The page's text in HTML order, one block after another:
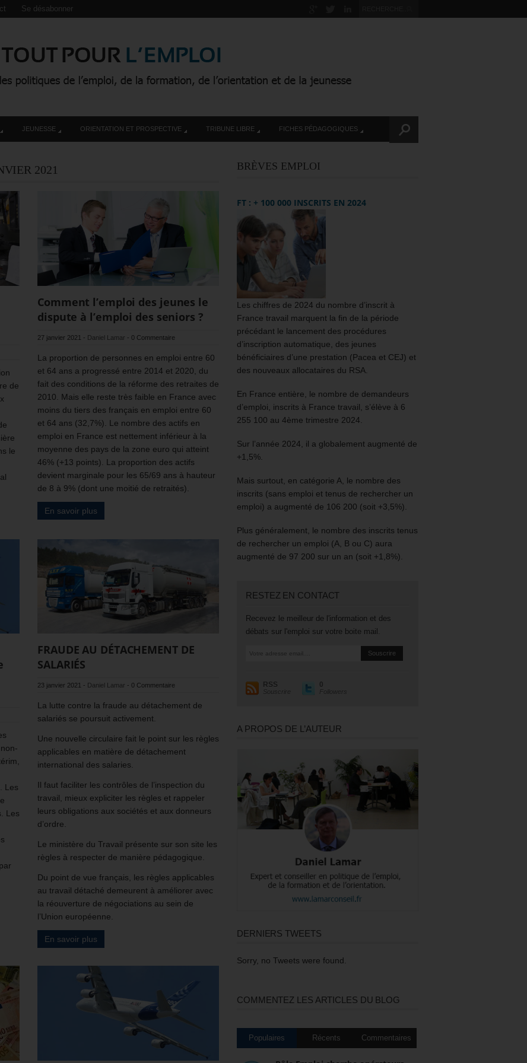
Se désabonner
JEUNESSE ORIENTATION ET PROSPECTIVE TRIBUNE LIBRE FICHES PÉDAGOGIQUES
2021
de
le
Comment l’emploi des jeunes le
dispute à l’emploi des seniors ?
27 janvier 2021 - Daniel Lamar - 0 Commentaire
La proportion de personnes en emploi entre 60
et 64 ans a progressé entre 2014 et 2020, du
fait des conditions de la réforme des retraites de
2010. Mais elle reste très faible en France avec
moins du tiers des français en emploi entre 60
et 64 ans (32,7%). Le nombre des actifs en
emploi en France est nettement inférieur à la
moyenne des pays de la zone euro qui atteint
46% (+13 points). La proportion des actifs
devient marginale pour les 65/69 ans à hauteur
de 8 à 9% (dont une moitié de retraités).
En savoir plus
Les
Les
FRAUDE AU DÉTACHEMENT DE
SALARIÉS
23 janvier 2021 - Daniel Lamar - 0 Commentaire
La lutte contre la fraude au détachement de
salariés se poursuit activement.
Une nouvelle circulaire fait le point sur les règles
applicables en matière de détachement
international des salaries.
Il faut faciliter les contrôles de l’inspection du
travail, mieux expliciter les règles et rappeler
leurs obligations aux sociétés et aux donneurs
d’ordre.
Le ministère du Travail présente sur son site les
règles à respecter de manière pédagogique.
Du point de vue français, les règles applicables
au travail détaché demeurent à améliorer avec
la réouverture de négociations au sein de
l’Union européenne.
En savoir plus
BRÈVES EMPLOI
FT : + 100 000 INSCRITS EN 2024
Les chiffres de 2024 du nombre d’inscrit à
France travail marquent la fin de la période
précédant le lancement des procédures
d’inscription automatique, des jeunes
bénéficiaires d’une prestation (Pacea et CEJ) et
des nouveaux allocataires du RSA.
En France entière, le nombre de demandeurs
d’emploi, inscrits à France travail, s’élève à 6
255 100 au 4ème trimestre 2024.
Sur l’année 2024, il a globalement augmenté de
+1,5%.
Mais surtout, en catégorie A, le nombre des
inscrits (sans emploi et tenus de rechercher un
emploi) a augmenté de 106 200 (soit +3,5%).
Plus généralement, le nombre des inscrits tenus
de rechercher un emploi (A, B ou C) aura
augmenté de 97 200 sur un an (soit +1,8%).
RESTEZ EN CONTACT
Recevez le meilleur de l'information et des
débats sur l'emploi sur votre boite mail.
RSS
Souscrire
0
Followers
A PROPOS DE L’AUTEUR
DERNIERS TWEETS
Sorry, no Tweets were found.
COMMENTEZ LES ARTICLES DU BLOG
Populaires Récents Commentaires